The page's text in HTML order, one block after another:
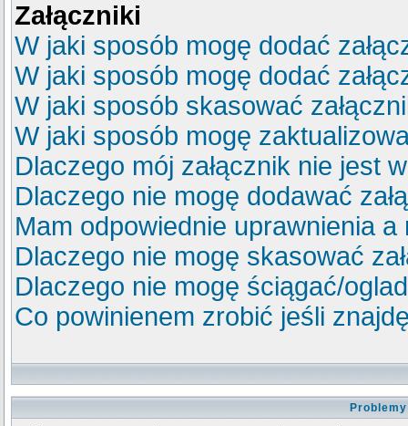
Załączniki
W jaki sposób mogę dodać
W jaki sposób mogę dodać
W jaki sposób skasować
W jaki sposób mogę
Dlaczego mój załącznik nie jest
Dlaczego nie mogę dodawać
Mam odpowiednie uprawnienia
Dlaczego nie mogę skasować
Dlaczego nie mogę ściągać/
Co powinienem zrobić jeśli